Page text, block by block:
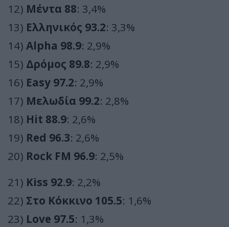
12) Μέντα 88: 3,4%
13) Ελληνικός 93.2: 3,3%
14) Alpha 98.9: 2,9%
15) Δρόμος 89.8: 2,9%
16) Easy 97.2: 2,9%
17) Μελωδία 99.2: 2,8%
18) Hit 88.9: 2,6%
19) Red 96.3: 2,6%
20) Rock FM 96.9: 2,5%
21) Kiss 92.9: 2,2%
22) Στο Κόκκινο 105.5: 1,6%
23) Love 97.5: 1,3%